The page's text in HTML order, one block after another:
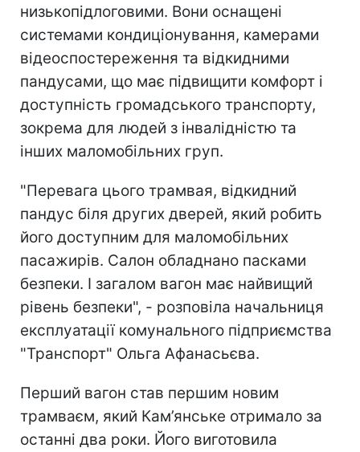
низькопідлоговими. Вони оснащені
системами кондиціонування, камерами
відеоспостереження та відкидними
пандусами, що має підвищити комфорт і
доступність громадського транспорту,
зокрема для людей з інвалідністю та
інших маломобільних груп.
"Перевага цього трамвая, відкидний
пандус біля других дверей, який робить
його доступним для маломобільних
пасажирів. Салон обладнано пасками
безпеки. І загалом вагон має найвищий
рівень безпеки", - розповіла начальниця
експлуатації комунального підприємства
"Транспорт" Ольга Афанасьєва.
Перший вагон став першим новим
трамваєм, який Кам’янське отримало за
останні два роки. Його виготовила